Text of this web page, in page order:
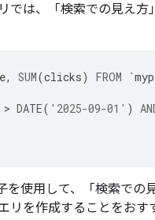
では、「検索での見え
, SUM(clicks) FROM `
> DATE( '2025-09-01' )
を使用して、「検索での
リを作成することをおす